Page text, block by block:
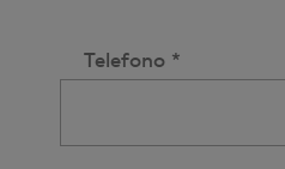
Telefono *